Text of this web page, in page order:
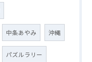
中条あやみ 沖縄
パズルラリー